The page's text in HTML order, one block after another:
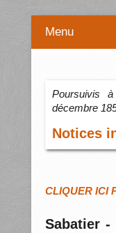
Menu
Poursuivis
décembre
Notices
CLIQUER ICI
Sabatier -